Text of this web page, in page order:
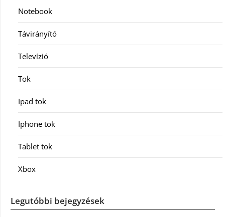
Notebook
Távirányító
Televízió
Tok
Ipad tok
Iphone tok
Tablet tok
Xbox
Legutóbbi bejegyzések